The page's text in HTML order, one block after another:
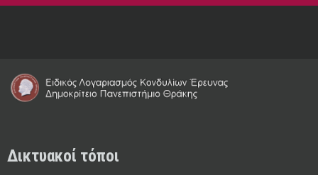
Δικτυακοί τόποι